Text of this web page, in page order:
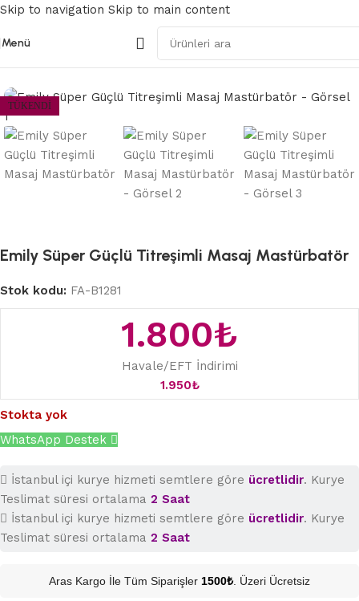
Skip to navigation Skip to main content
Menü
Gerçekçi Vajinalar
TÜKENDI
Emily Süper Güçlü Titreşimli Masaj Mastürbatör
Stok kodu: FA-B1281
1.800₺
Havale/EFT İndirimi
1.950₺
Stokta yok
WhatsApp Destek
İstanbul içi kurye hizmeti semtlere göre ücretlidir. Kurye
Teslimat süresi ortalama 2 Saat
İstanbul içi kurye hizmeti semtlere göre ücretlidir. Kurye
Teslimat süresi ortalama 2 Saat
Aras Kargo İle Tüm Siparişler 1500₺. Üzeri Ücretsiz